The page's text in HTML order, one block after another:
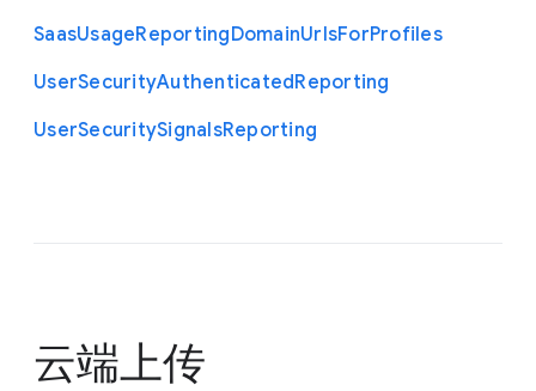
SaasUsageReportingDomainUrlsForProfiles
UserSecurityAuthenticatedReporting
UserSecuritySignalsReporting
云端上传